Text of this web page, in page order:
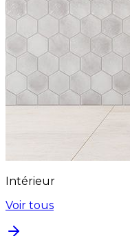
Intérieur
Voir tous